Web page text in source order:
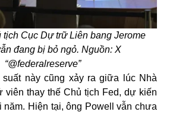
Cục Dự trữ Liên bang Jerome
đang bị bỏ ngỏ. Nguồn: X
“@federalreserve”
này cũng xảy ra giữa lúc Nhà
viên thay thế Chủ tịch Fed, dự kiến
năm. Hiện tại, ông Powell vẫn chưa